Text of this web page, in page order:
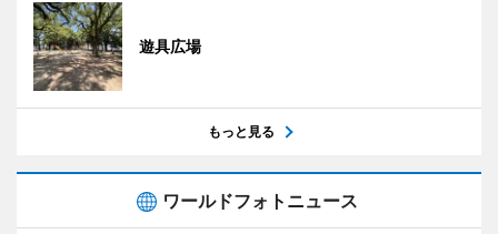
遊具広場
もっと見る
ワールドフォトニュース